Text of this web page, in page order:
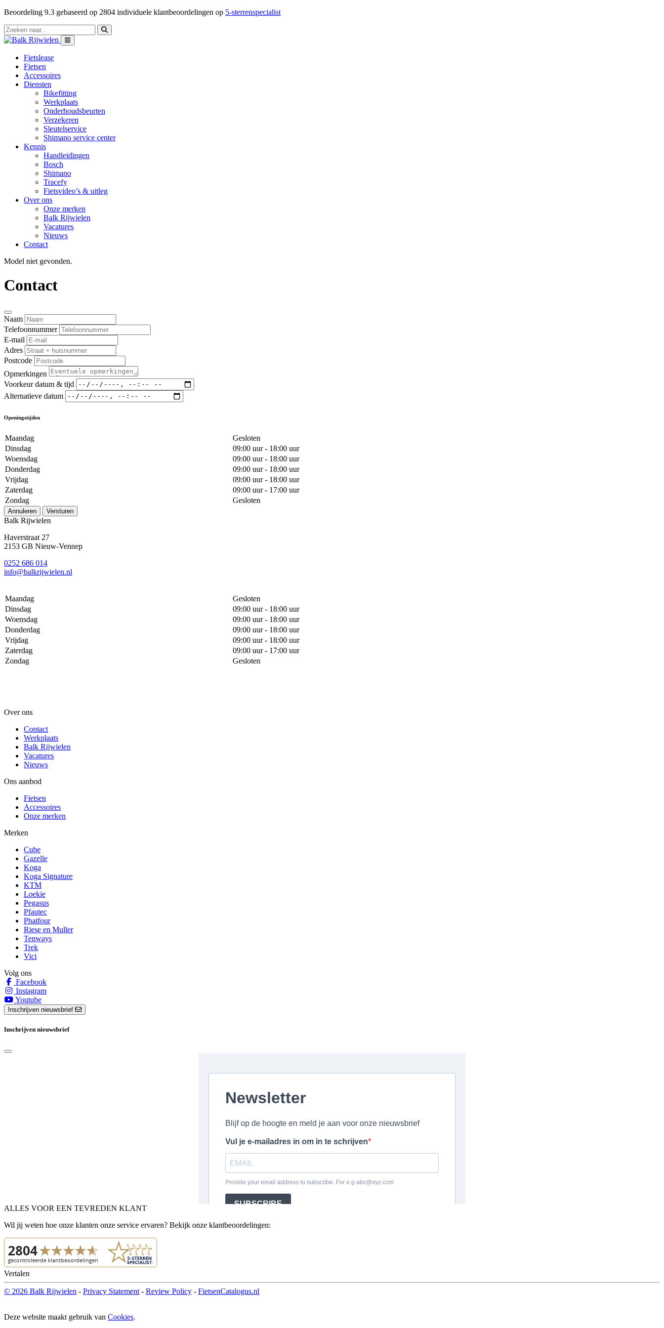
Beoordeling 9.3 gebaseerd op 2804 individuele klantbeoordelingen op 5-sterrenspecialist
Fietslease
Fietsen
Accessoires
Diensten
Bikefitting
Werkplaats
Onderhoudsbeurten
Verzekeren
Sleutelservice
Shimano service center
Kennis
Handleidingen
Bosch
Shimano
Tracefy
Fietsvideo’s & uitleg
Over ons
Onze merken
Balk Rijwielen
Vacatures
Nieuws
Contact
Model niet gevonden.
Contact
Naam
Telefoonnummer
E-mail
Adres
Postcode
Opmerkingen
Voorkeur datum & tijd
Alternatieve datum
Openingstijden
Maandag
Gesloten
Dinsdag
09:00 uur - 18:00 uur
Woensdag
09:00 uur - 18:00 uur
Donderdag
09:00 uur - 18:00 uur
Vrijdag
09:00 uur - 18:00 uur
Zaterdag
09:00 uur - 17:00 uur
Zondag
Gesloten
Annuleren Versturen
Balk Rijwielen
Haverstraat 27
2153 GB Nieuw-Vennep
0252 686 014
info@balkrijwielen.nl
Maandag
Gesloten
Dinsdag
09:00 uur - 18:00 uur
Woensdag
09:00 uur - 18:00 uur
Donderdag
09:00 uur - 18:00 uur
Vrijdag
09:00 uur - 18:00 uur
Zaterdag
09:00 uur - 17:00 uur
Zondag
Gesloten
Over ons
Contact
Werkplaats
Balk Rijwielen
Vacatures
Nieuws
Ons aanbod
Fietsen
Accessoires
Onze merken
Merken
Cube
Gazelle
Koga
Koga Signature
KTM
Loekie
Pegasus
Pfautec
Phatfour
Riese en Muller
Tenways
Trek
Vici
Volg ons
Facebook
Instagram
Youtube
Inschrijven nieuwsbrief
Inschrijven nieuwsbrief
ALLES VOOR EEN TEVREDEN KLANT
Wil jij weten hoe onze klanten onze service ervaren? Bekijk onze klantbeoordelingen:
Vertalen
© 2026 Balk Rijwielen - Privacy Statement - Review Policy - FietsenCatalogus.nl
Deze website maakt gebruik van Cookies.